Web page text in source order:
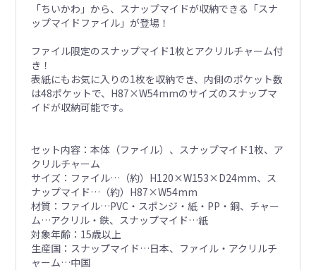
「ちいかわ」から、スナップマイドが収納できる「スナ
ップマイドファイル」が登場！
ファイル限定のスナップマイド1枚とアクリルチャーム付
き！
表紙にもお気に入りの1枚を収納でき、内側のポケット数
は48ポケットで、H87×W54mmのサイズのスナップマ
イドが収納可能です。
セット内容：本体（ファイル）、スナップマイド1枚、ア
クリルチャーム
サイズ：ファイル…（約）H120×W153×D24mm、ス
ナップマイド…（約）H87×W54mm
材質：ファイル…PVC・スポンジ・紙・PP・銅、チャー
ム…アクリル・鉄、スナップマイド…紙
対象年齢：15歳以上
生産国：スナップマイド…日本、ファイル・アクリルチ
ャーム…中国